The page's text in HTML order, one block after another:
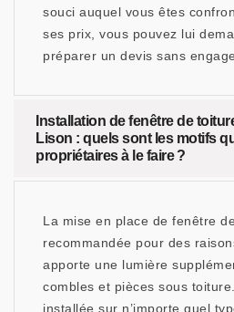
souci auquel vous êtes
ses prix, vous pouvez lui
préparer un devis sans
Installation de fenêtre de
Lison : quels sont les motifs
propriétaires à le faire ?
La mise en place de fenêtre
recommandée pour des
apporte une lumière
combles et pièces sous
installée sur n’importe quel